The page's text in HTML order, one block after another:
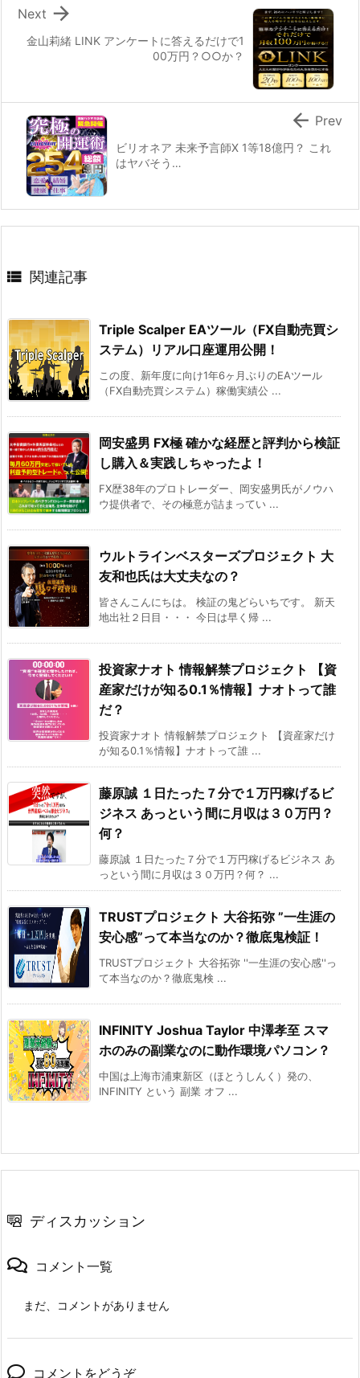
金山莉緒 LINK アンケートに答えるだけで1
00万円？○○か？

Next
ビリオネア 未来予言師X 1等18億円？ これ
はヤバそう…
 Prev
 関連記事
Triple Scalper EAツール（FX自動売買シ
ステム）リアル口座運用公開！
この度、新年度に向け1年6ヶ月ぶりのEAツール
（FX自動売買システム）稼働実績公 ...
岡安盛男 FX極 確かな経歴と評判から検証
し購入＆実践しちゃったよ！
FX歴38年のプロトレーダー、岡安盛男氏がノウハ
ウ提供者で、その極意が詰まってい ...
ウルトラインベスターズプロジェクト 大
友和也氏は大丈夫なの？
皆さんこんにちは。 検証の鬼どらいちです。 新天
地出社２日目・・・ 今日は早く帰 ...
投資家ナオト 情報解禁プロジェクト 【資
産家だけが知る0.1％情報】ナオトって誰
だ？
投資家ナオト 情報解禁プロジェクト 【資産家だけ
が知る0.1％情報】ナオトって誰 ...
藤原誠 １日たった７分で１万円稼げるビ
ジネス あっという間に月収は３０万円？
何？
藤原誠 １日たった７分で１万円稼げるビジネス あ
っという間に月収は３０万円？何？ ...
TRUSTプロジェクト 大谷拓弥 ”一生涯の
安心感”って本当なのか？徹底鬼検証！
TRUSTプロジェクト 大谷拓弥 ''一生涯の安心感''っ
て本当なのか？徹底鬼検 ...
INFINITY Joshua Taylor 中澤孝至 スマ
ホのみの副業なのに動作環境パソコン？
中国は上海市浦東新区（ほとうしんく）発の、
INFINITY という 副業 オフ ...
ディスカッション
コメント一覧
まだ、コメントがありません
コメントをどうぞ